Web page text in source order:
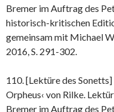
Bremer im Auftrag des
historisch-kritischen
gemeinsam mit Michael
2016, S. 291-302.
110. [Lektüre des
Orpheus‹ von Rilke.
Bremer im Auftrag des